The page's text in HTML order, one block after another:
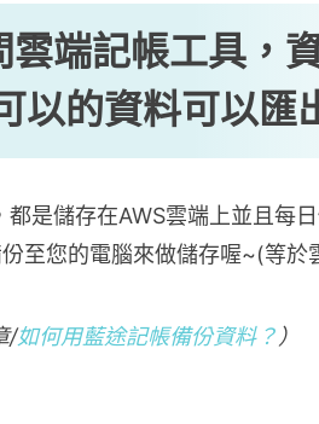
雲端記帳工具，
以的資料可以匯
是儲存在AWS雲端上並且每
至您的電腦來做儲存喔~(等於
/如何用藍途記帳備份資料？）